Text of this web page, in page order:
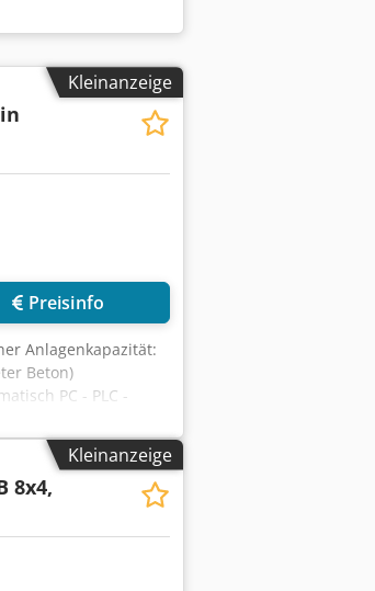
Kleinanzeige
Preisinfo
Anlagenkapazität:
Beton)
PC - PLC -
Unbegrenzte
liegen in unserer
in mehr als 90
FÜR DIE
Kleinanzeige
8x4,